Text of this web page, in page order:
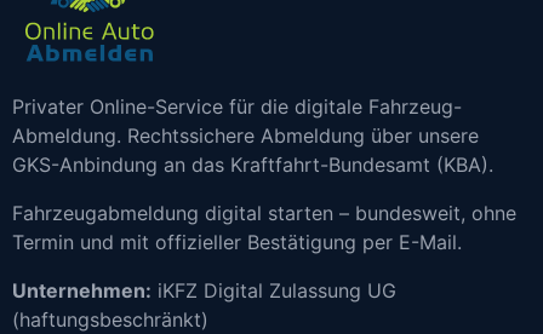
Privater Online-Service für die digitale Fahrzeug-
Abmeldung. Rechtssichere Abmeldung über unsere
GKS-Anbindung an das Kraftfahrt-Bundesamt (KBA).
Fahrzeugabmeldung digital starten – bundesweit, ohne
Termin und mit offizieller Bestätigung per E-Mail.
Unternehmen: iKFZ Digital Zulassung UG
(haftungsbeschränkt)